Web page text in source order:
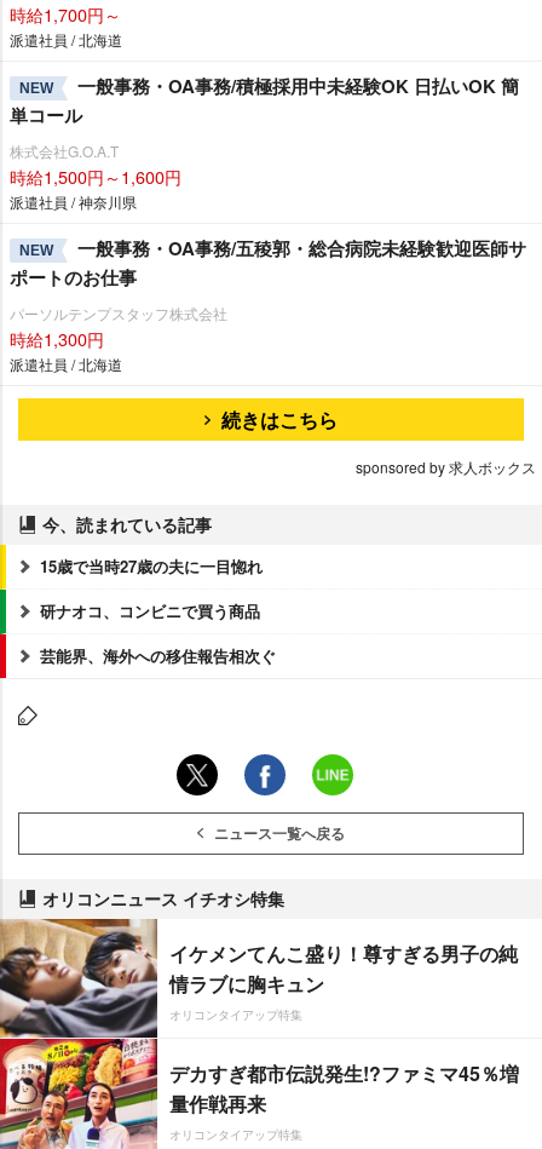
時給1,700円～
派遣社員 / 北海道
NEW
一般事務・OA事務/積極採用中未経験OK 日払いOK 簡
単コール
株式会社G.O.A.T
時給1,500円～1,600円
派遣社員 / 神奈川県
NEW
一般事務・OA事務/五稜郭・総合病院未経験歓迎医師サ
ポートのお仕事
パーソルテンプスタッフ株式会社
時給1,300円
派遣社員 / 北海道
続きはこちら
sponsored by 求人ボックス
今、読まれている記事
15歳で当時27歳の夫に一目惚れ
研ナオコ、コンビニで買う商品
芸能界、海外への移住報告相次ぐ
ニュース一覧へ戻る
オリコンニュース イチオシ特集
イケメンてんこ盛り！尊すぎる男子の純
情ラブに胸キュン
オリコンタイアップ特集
デカすぎ都市伝説発生!?ファミマ45％増
量作戦再来
オリコンタイアップ特集